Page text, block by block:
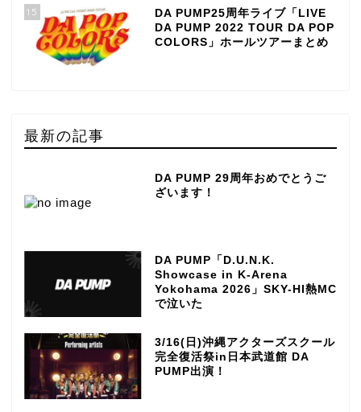
15
DA PUMP25周年ライブ「LIVE
DA PUMP 2022 TOUR DA POP
COLORS」ホールツアーまとめ
最新の記事
DA PUMP 29周年おめでとうご
ざいます！
DA PUMP「D.U.N.K.
Showcase in K-Arena
Yokohama 2026」SKY-HI熱MC
で泣いた
3/16(日)沖縄アクターズスクール
完全復活祭in日本武道館 DA
PUMP出演！